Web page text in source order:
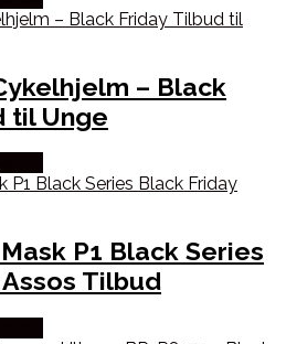
– Black
til Unge
P1 Black Series
Tilbud